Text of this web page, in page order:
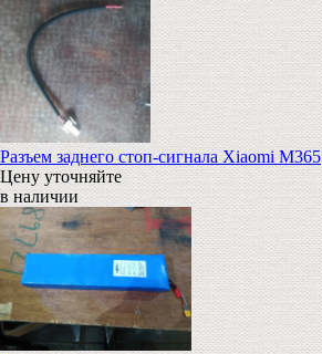
Разъем заднего стоп-сигнала Xiaomi M365
Цену уточняйте
в наличии